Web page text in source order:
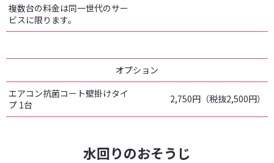
複数台の料金は同一世代のサー
ビスに限ります。
オプション
エアコン抗菌コート壁掛けタイ
プ 1台
2,750円（税抜2,500円）
水回りのおそうじ